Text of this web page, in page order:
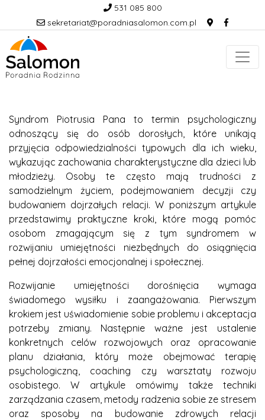
531 085 800
sekretariat@poradniasalomon.com.pl
Syndrom Piotrusia Pana to termin psychologiczny
odnoszący się do osób dorosłych, które unikają
przyjęcia odpowiedzialności typowych dla ich wieku,
wykazując zachowania charakterystyczne dla dzieci lub
młodzieży. Osoby te często mają trudności z
samodzielnym życiem, podejmowaniem decyzji czy
budowaniem dojrzałych relacji. W poniższym artykule
przedstawimy praktyczne kroki, które mogą pomóc
osobom zmagającym się z tym syndromem w
rozwijaniu umiejętności niezbędnych do osiągnięcia
pełnej dojrzałości emocjonalnej i społecznej.
Rozwijanie umiejętności dorośnięcia wymaga
świadomego wysiłku i zaangażowania. Pierwszym
krokiem jest uświadomienie sobie problemu i akceptacja
potrzeby zmiany. Następnie ważne jest ustalenie
konkretnych celów rozwojowych oraz opracowanie
planu działania, który może obejmować terapię
psychologiczną, coaching czy warsztaty rozwoju
osobistego. W artykule omówimy także techniki
zarządzania czasem, metody radzenia sobie ze stresem
oraz sposoby na budowanie zdrowych relacji